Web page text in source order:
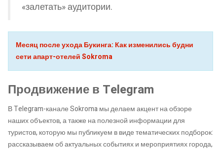
«залетать» аудитории.
Месяц после ухода Букинга: Как изменились будни
сети апарт-отелей Sokroma
Продвижение в Telegram
В Telegram-канале Sokroma мы делаем акцент на обзоре
наших объектов, а также на полезной информации для
туристов, которую мы публикуем в виде тематических подборок:
рассказываем об актуальных событиях и мероприятиях города,